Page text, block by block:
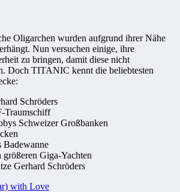
Oligarchen wurden aufgrund ihrer Nähe
Nun versuchen einige, ihre
zu bringen, damit diese nicht
Doch TITANIC kennt die beliebtesten
Schröders
Traumschiff
Schweizer Großbanken
Badewanne
Giga-Yachten
Gerhard Schröders
with Love